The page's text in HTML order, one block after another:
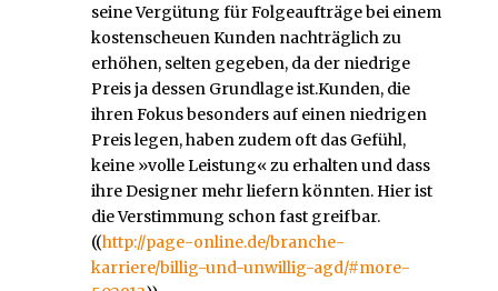
seine Vergütung für Folgeaufträge bei einem
kostenscheuen Kunden nachträglich zu
erhöhen, selten gegeben, da der niedrige
Preis ja dessen Grundlage ist.Kunden, die
ihren Fokus besonders auf einen niedrigen
Preis legen, haben zudem oft das Gefühl,
keine »volle Leistung« zu erhalten und dass
ihre Designer mehr liefern könnten. Hier ist
die Verstimmung schon fast greifbar.
((http://page-online.de/branche-
karriere/billig-und-unwillig-agd/#more-